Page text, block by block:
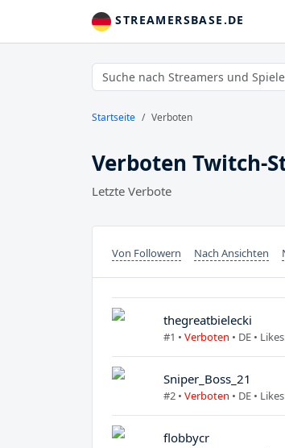
STREAMERSBASE.DE
Startseite Verboten
Verboten Twitch-
Letzte Verbote
Von Followern Nach Ansichten
thegreatbielecki
#1 • Verboten • DE •
Sniper_Boss_21
#2 • Verboten • DE •
flobbycr